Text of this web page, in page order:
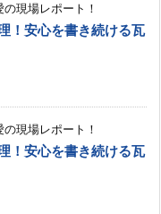
現場レポート！
！安心を書き続ける瓦
現場レポート！
！安心を書き続ける瓦